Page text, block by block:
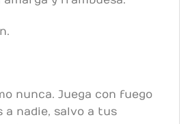
nunca. Juega con fuego
a nadie, salvo a tus